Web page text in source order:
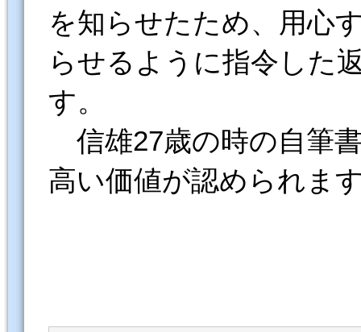
を知らせたため、用心
らせるように指令した
す。
信雄27歳の時の自筆
高い価値が認められま